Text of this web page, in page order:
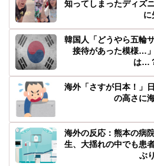
知ってしまったディズ
に
韓国人「どうやら五輪
接待があった模様…
は…
海外「さすが日本！」
の高さに
海外の反応：熊本の病
生、大揺れの中でも患
ぶ